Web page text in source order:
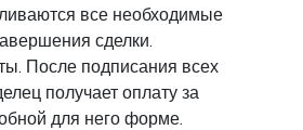
все необходимые
сделки.
После подписания всех
получает оплату за
для него форме.